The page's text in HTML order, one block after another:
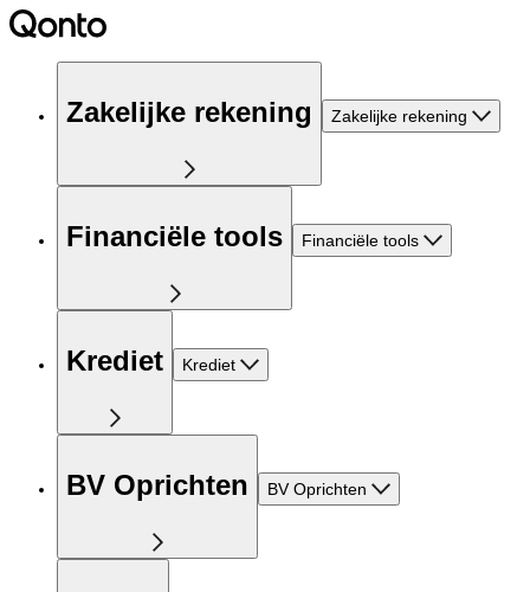
Zakelijke rekening Zakelijke rekening
Financiële tools Financiële tools
Krediet Krediet
BV Oprichten BV Oprichten